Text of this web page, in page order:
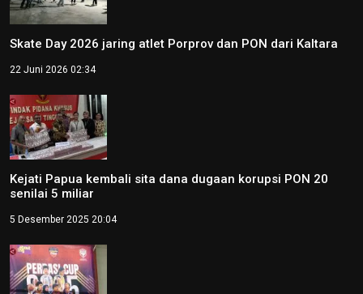
Skate Day 2026 jaring atlet Porprov dan PON dari Kaltara
22 Juni 2026 02:34
Kejati Papua kembali sita dana dugaan korupsi PON 20
senilai 5 miliar
5 Desember 2025 20:04